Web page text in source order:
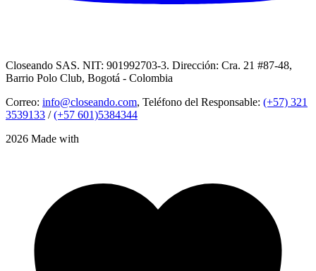
Closeando SAS. NIT: 901992703-3. Dirección: Cra. 21 #87-48,
Barrio Polo Club, Bogotá - Colombia
Correo: info@closeando.com, Teléfono del Responsable: (+57) 321
3539133 /(+57 601)5384344
2026 Made with